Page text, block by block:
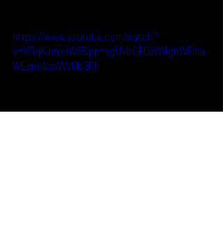
https://www.youtube.com/watch?
v=XGqKJmjelW8&pp=ygUVbGF0aW4gbWFma
WEganVsaWV0b3Rh